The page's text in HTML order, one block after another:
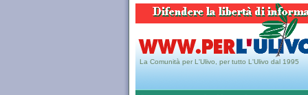
La Comunità per L'Ulivo, per tutto L'Ulivo dal 1995